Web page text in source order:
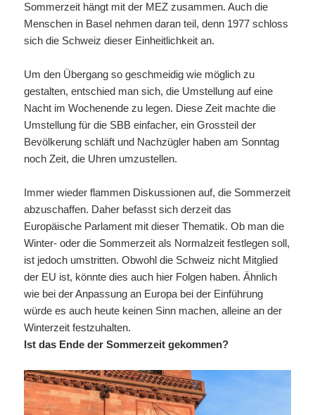
Sommerzeit hängt mit der MEZ zusammen. Auch die
Menschen in Basel nehmen daran teil, denn 1977 schloss
sich die Schweiz dieser Einheitlichkeit an.
Um den Übergang so geschmeidig wie möglich zu
gestalten, entschied man sich, die Umstellung auf eine
Nacht im Wochenende zu legen. Diese Zeit machte die
Umstellung für die SBB einfacher, ein Grossteil der
Bevölkerung schläft und Nachzügler haben am Sonntag
noch Zeit, die Uhren umzustellen.
Immer wieder flammen Diskussionen auf, die Sommerzeit
abzuschaffen. Daher befasst sich derzeit das
Europäische Parlament mit dieser Thematik. Ob man die
Winter- oder die Sommerzeit als Normalzeit festlegen soll,
ist jedoch umstritten. Obwohl die Schweiz nicht Mitglied
der EU ist, könnte dies auch hier Folgen haben. Ähnlich
wie bei der Anpassung an Europa bei der Einführung
würde es auch heute keinen Sinn machen, alleine an der
Winterzeit festzuhalten.
Ist das Ende der Sommerzeit gekommen?